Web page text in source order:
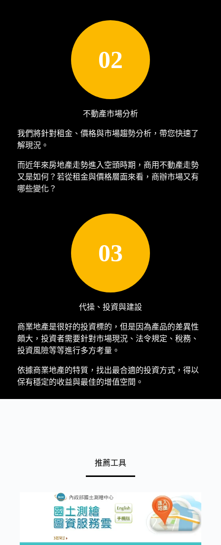
02
不動產市場分析
我們將針對租金、價格與市場趨勢分析，帶您快速了
解現況。
而近年來房地產走勢進入空頭時期，商用不動產走勢
又是如何？若從租金與價格層面來看，商辦市場又有
哪些變化？
03
代操、投資與建設
商業地產是很好的投資標的，但是因為產品的差異性
頗大，投資者需要針對市場現況、法令規定、稅務、
投資風險等等進行多方考量。
依據商業地產的特質，找出最合適的投資方式，得以
保有穩定的收益與最佳的增值空間。
推薦工具